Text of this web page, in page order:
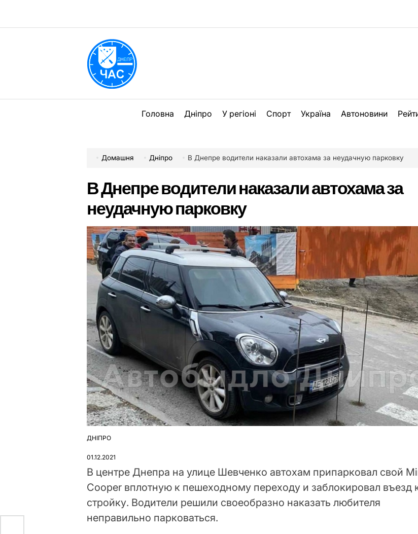
вмісту
Головна Дніпро У регіоні Спорт Україна Автоновини
Домашня Дніпро В Днепре водители наказали автохама за неудачную парковку
В Днепре водители наказали автохама за
неудачную парковку
ОПУБЛІКУВАТИ
ДНІПРО
01.12.2021
В центре Днепра на улице Шевченко автохам припарковал свой
Cooper вплотную к пешеходному переходу и заблокировал въезд
стройку. Водители решили своеобразно наказать любителя
неправильно парковаться.